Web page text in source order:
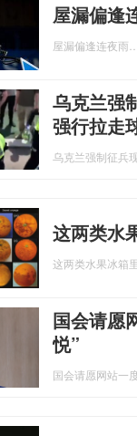
屋漏偏逢
屋漏偏逢连夜
乌克兰强
强行拉走
乌克兰强制征兵
这两类水
这两类水果冰箱
国会请愿
悦”
国会请愿网站一